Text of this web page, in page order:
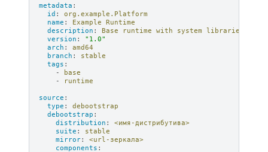
metadata :
id :
org.example.Platform
name :
Example Runtime
description :
Base runtime with system libraries
version :
"1.0"
arch :
amd64
branch :
stable
tags :
-
base
-
runtime
source :
type :
debootstrap
debootstrap :
distribution :
<имя-дистрибутива>
suite :
stable
mirror:
<url-зеркала>
components :